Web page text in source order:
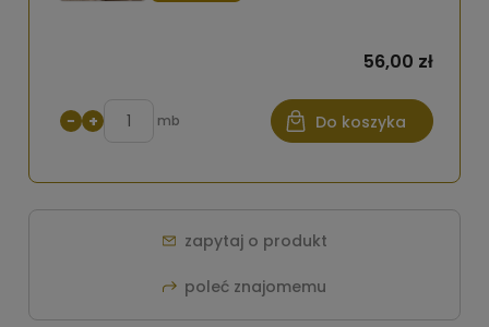
56,00 zł
− + mb Do koszyka
zapytaj o produkt
poleć znajomemu